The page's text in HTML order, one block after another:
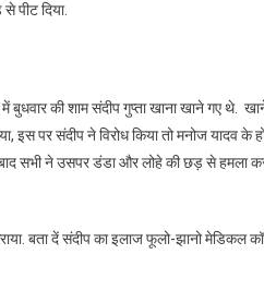
पीट दिया.
बुधवार की शाम संदीप गुप्ता खाना खाने गए थे.
इस पर संदीप ने विरोध किया तो मनोज यादव के
सभी ने उसपर डंडा और लोहे की छड़ से हमला
बता दें संदीप का इलाज फूलो-झानो